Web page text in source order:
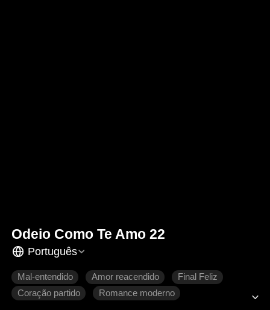
Odeio Como Te Amo 22
Português
Mal-entendido Amor reacendido
Final Feliz
Coração partido
Romance moderno